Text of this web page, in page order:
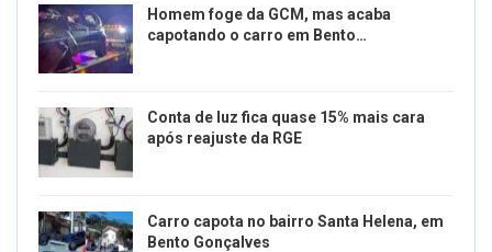
Homem foge da GCM, mas acaba
capotando o carro em Bento…
Conta de luz fica quase 15% mais cara
após reajuste da RGE
Carro capota no bairro Santa Helena, em
Bento Gonçalves